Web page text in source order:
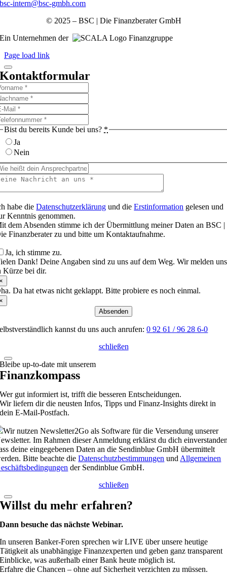
bsc-intern@bsc-gmbh.com
© 2025 – BSC | Die Finanzberater GmbH
Ein Unternehmen der
Finanzgruppe
Page load link
Kontaktformular
Bist du bereits Kunde bei uns? *
Ja
Nein
habe dieDatenschutzerklärung und dieErstinformation gelesen und
Kenntnis genommen.
dem Absenden stimme ich der Übermittlung meiner Daten an BSC |
Finanzberater zu und bitte um Kontaktaufnahme.
Ja, ich stimme zu.
Dank! Deine Angaben sind zu uns auf dem Weg. Wir melden uns
Kürze bei dir.
Da hat etwas nicht geklappt. Bitte probiere es noch einmal.
Absenden
kannst du uns auch anrufen:0 92 61 / 96 28 6-0
schließen
Bleibe up-to-date mit unserem
Finanzkompass
Wer gut informiert ist, trifft die besseren Entscheidungen.
Wir liefern dir die neusten Infos, Tipps und Finanz-Insights direkt in
dein E-Mail-Postfach.
Wir nutzen Newsletter2Go als Software für die Versendung unserer
Im Rahmen dieser Anmeldung erklärst du dich
deine eingegebenen Daten an die Sendinblue GmbH übermittelt
Bitte beachte dieDatenschutzbestimmungen und Allgemeinen
der Sendinblue GmbH.
schließen
Willst du mehr erfahren?
Dann besuche das nächste Webinar.
In unseren Banker-Foren sprechen wir LIVE über unsere heutige
Tätigkeit als unabhängige Finanzexperten und geben ganz transparent
Einblicke, was außerhalb einer Bank heute möglich ist.
Erfahre die Chancen – ohne auf Sicherheit verzichten zu müssen.